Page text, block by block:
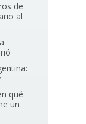
de
al
qué
un